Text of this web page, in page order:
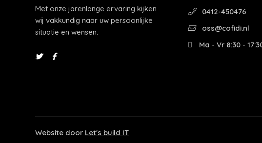
Met onze jarenlange ervaring kijken
wij vakkundig naar uw persoonlijke
situatie en wensen.
0412-450476
oss@cofidi.nl
Ma - Vr 8:30 -
Website door Let's build IT